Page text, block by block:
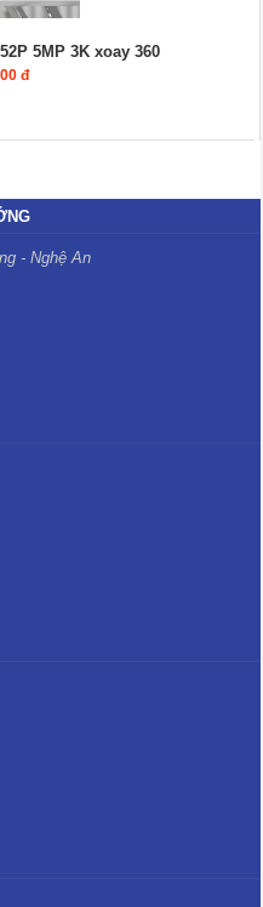
5MP 3K xoay 360
đ
- Nghệ An